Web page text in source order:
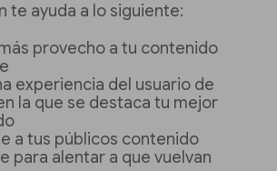
te ayuda a lo siguiente:
provecho a tu contenido
experiencia del usuario de
la que se destaca tu mejor
a tus públicos contenido
para alentar a que vuelvan